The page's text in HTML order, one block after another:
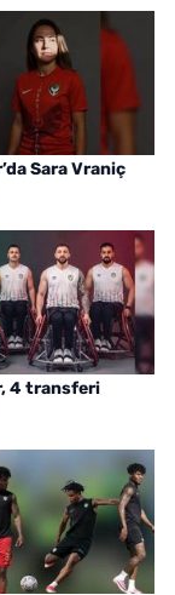
Sara Vraniç
4 transferi